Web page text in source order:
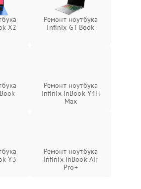
X2
Ремонт ноутбука
Infinix GT Book
Ремонт ноутбука
Infinix InBook Y4H
Max
Y3
Ремонт ноутбука
Infinix InBook Air
Pro+